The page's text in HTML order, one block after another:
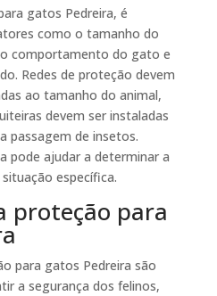
gatos Pedreira, é
como o tamanho do
comportamento do gato e
Redes de proteção devem
ao tamanho do animal,
devem ser instaladas
passagem de insetos.
pode ajudar a determinar a
específica.
proteção para
para gatos Pedreira são
a segurança dos felinos,